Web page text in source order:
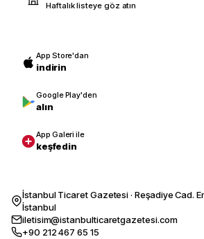
Haftalık listeye göz atın
App Store'dan
indirin
Google Play'den
alın
App Galeri ile
keşfedin
İstanbul Ticaret Gazetesi · Reşadiye Cad.
İstanbul
iletisim@istanbulticaretgazetesi.com
+90 212 467 65 15